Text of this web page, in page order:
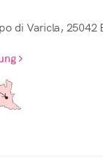
di Varicla, 25042